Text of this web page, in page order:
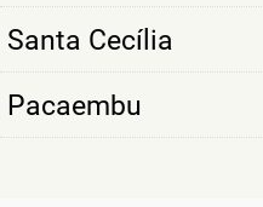
Santa Cecília
Pacaembu